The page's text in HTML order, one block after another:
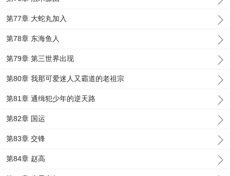
第77章 大蛇丸加入
第78章 东海鱼人
第79章 第三世界出现
第80章 我那可爱迷人又霸道的老祖宗
第81章 通缉犯少年的逆天路
第82章 国运
第83章 交锋
第84章 赵高